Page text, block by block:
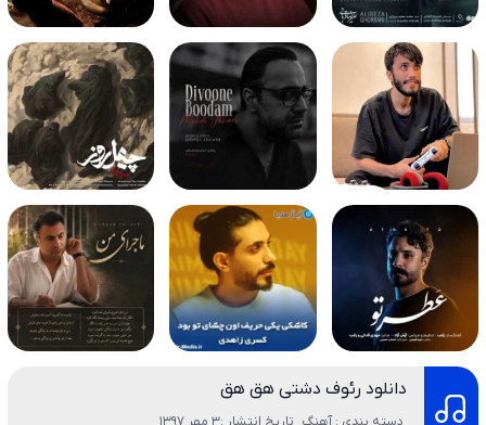
دانلود رئوف دشتی هق هق